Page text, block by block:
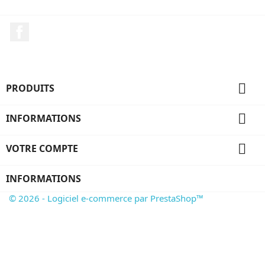
PRODUITS 
INFORMATIONS 
VOTRE COMPTE 
INFORMATIONS
© 2026 - Logiciel e-commerce par PrestaShop™